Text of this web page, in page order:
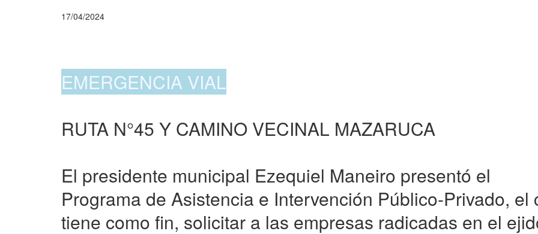
17/04/2024
EMERGENCIA VIAL
RUTA N°45 Y CAMINO VECINAL MAZARUCA
El presidente municipal Ezequiel Maneiro presentó el
Programa de Asistencia e Intervención Público-Privado, el
tiene como fin, solicitar a las empresas radicadas en el